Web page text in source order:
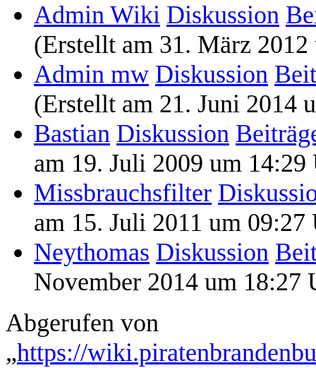
Admin Wiki Diskussion
(Erstellt am 31. März
Admin mw Diskussion
(Erstellt am 21. Juni 2014
Bastian Diskussion
am 19. Juli 2009 um 14:29
Missbrauchsfilter
am 15. Juli 2011 um 09:27
Neythomas Diskussion
November 2014 um 18:27
Abgerufen von
„https://